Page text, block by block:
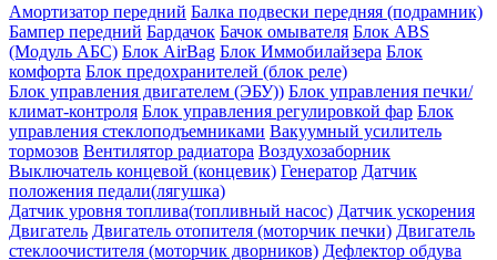
Амортизатор передний Балка подвески передняя (подрамник)
Бампер передний Бардачок Бачок омывателя Блок ABS
(Модуль АБС) Блок AirBag Блок Иммобилайзера Блок
комфорта Блок предохранителей (блок реле)
Блок управления двигателем (ЭБУ)) Блок управления печки/
климат-контроля Блок управления регулировкой фар Блок
управления стеклоподъемниками Вакуумный усилитель
тормозов Вентилятор радиатора Воздухозаборник
Выключатель концевой (концевик) Генератор Датчик
положения педали(лягушка)
Датчик уровня топлива(топливный насос) Датчик ускорения
Двигатель Двигатель отопителя (моторчик печки) Двигатель
стеклоочистителя (моторчик дворников) Дефлектор обдува